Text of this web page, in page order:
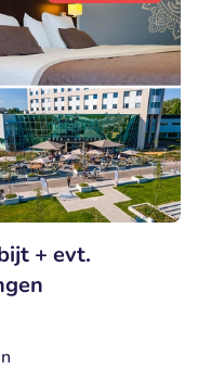
+ evt.